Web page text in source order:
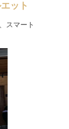
ット
スマート